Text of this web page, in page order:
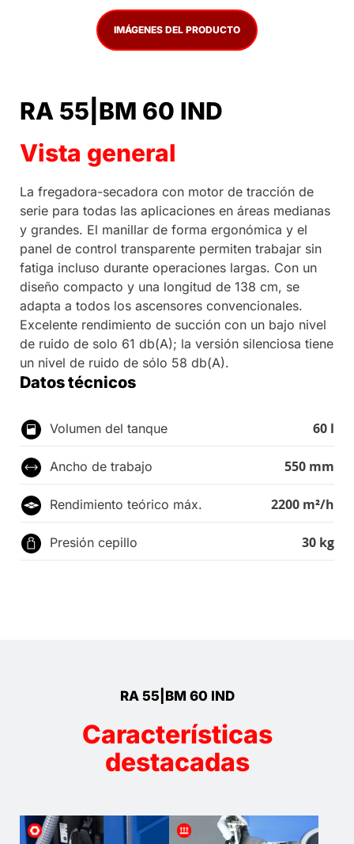
IMÁGENES DEL PRODUCTO
RA 55|BM 60 IND
Vista general
La fregadora-secadora con motor de tracción de
serie para todas las aplicaciones en áreas medianas
y grandes. El manillar de forma ergonómica y el
panel de control transparente permiten trabajar sin
fatiga incluso durante operaciones largas. Con un
diseño compacto y una longitud de 138 cm, se
adapta a todos los ascensores convencionales.
Excelente rendimiento de succión con un bajo nivel
de ruido de solo 61 db(A); la versión silenciosa tiene
un nivel de ruido de sólo 58 db(A).
Datos técnicos
Volumen del tanque 60 l
Ancho de trabajo 550 mm
Rendimiento teórico máx. 2200 m²/h
Presión cepillo 30 kg
RA 55|BM 60 IND
Características
destacadas